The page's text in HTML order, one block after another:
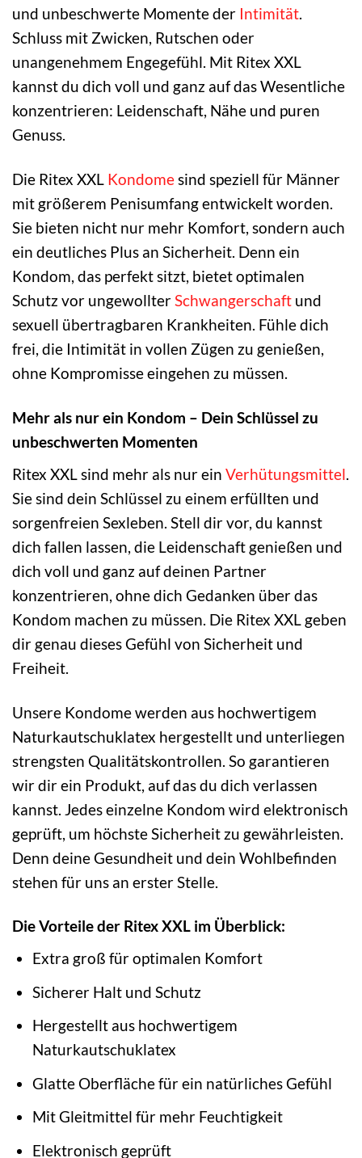
und unbeschwerte Momente der Intimität.
Schluss mit Zwicken, Rutschen oder
unangenehmem Engegefühl. Mit Ritex XXL
kannst du dich voll und ganz auf das Wesentliche
konzentrieren: Leidenschaft, Nähe und puren
Genuss.
Die Ritex XXL Kondomesind speziell für Männer
mit größerem Penisumfang entwickelt worden.
Sie bieten nicht nur mehr Komfort, sondern auch
ein deutliches Plus an Sicherheit. Denn ein
Kondom, das perfekt sitzt, bietet optimalen
Schutz vor ungewollterSchwangerschaft und
sexuell übertragbaren Krankheiten. Fühle dich
frei, die Intimität in vollen Zügen zu genießen,
ohne Kompromisse eingehen zu müssen.
Mehr als nur ein Kondom – Dein Schlüssel zu
unbeschwerten Momenten
Ritex XXL sind mehr als nur ein Verhütungsmittel
Sie sind dein Schlüssel zu einem erfüllten und
sorgenfreien Sexleben. Stell dir vor, du kannst
dich fallen lassen, die Leidenschaft genießen und
dich voll und ganz auf deinen Partner
konzentrieren, ohne dich Gedanken über das
Kondom machen zu müssen. Die Ritex XXL geben
dir genau dieses Gefühl von Sicherheit und
Freiheit.
Unsere Kondome werden aus hochwertigem
Naturkautschuklatex hergestellt und unterliegen
strengsten Qualitätskontrollen. So garantieren
wir dir ein Produkt, auf das du dich verlassen
kannst. Jedes einzelne Kondom wird elektronisch
geprüft, um höchste Sicherheit zu gewährleisten.
Denn deine Gesundheit und dein Wohlbefinden
stehen für uns an erster Stelle.
Die Vorteile der Ritex XXL im Überblick:
Extra groß für optimalen Komfort
Sicherer Halt und Schutz
Hergestellt aus hochwertigem
Naturkautschuklatex
Glatte Oberfläche für ein natürliches Gefühl
Mit Gleitmittel für mehr Feuchtigkeit
Elektronisch geprüft